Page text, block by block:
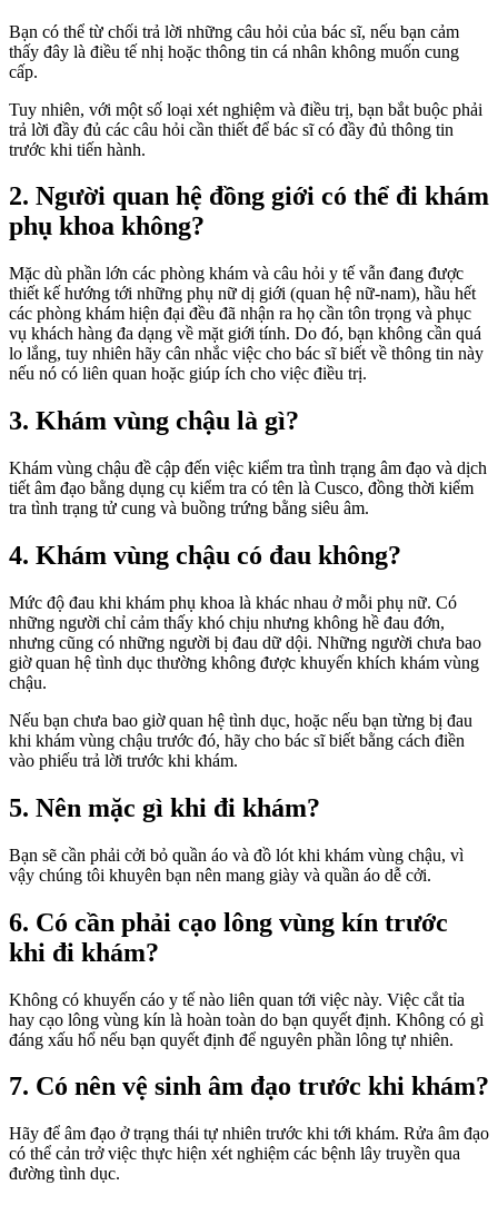
Bạn có thể từ chối trả lời những câu hỏi của bác sĩ, nếu bạn cảm
thấy đây là điều tế nhị hoặc thông tin cá nhân không muốn cung
cấp.
Tuy nhiên, với một số loại xét nghiệm và điều trị, bạn bắt buộc phải
trả lời đầy đủ các câu hỏi cần thiết để bác sĩ có đầy đủ thông tin
trước khi tiến hành.
2. Người quan hệ đồng giới có thể đi khám
phụ khoa không?
Mặc dù phần lớn các phòng khám và câu hỏi y tế vẫn đang được
thiết kế hướng tới những phụ nữ dị giới (quan hệ nữ-nam), hầu hết
các phòng khám hiện đại đều đã nhận ra họ cần tôn trọng và phục
vụ khách hàng đa dạng về mặt giới tính. Do đó, bạn không cần quá
lo lắng, tuy nhiên hãy cân nhắc việc cho bác sĩ biết về thông tin này
nếu nó có liên quan hoặc giúp ích cho việc điều trị.
3. Khám vùng chậu là gì?
Khám vùng chậu đề cập đến việc kiểm tra tình trạng âm đạo và dịch
tiết âm đạo bằng dụng cụ kiểm tra có tên là Cusco, đồng thời kiểm
tra tình trạng tử cung và buồng trứng bằng siêu âm.
4. Khám vùng chậu có đau không?
Mức độ đau khi khám phụ khoa là khác nhau ở mỗi phụ nữ. Có
những người chỉ cảm thấy khó chịu nhưng không hề đau đớn,
nhưng cũng có những người bị đau dữ dội. Những người chưa bao
giờ quan hệ tình dục thường không được khuyến khích khám vùng
chậu.
Nếu bạn chưa bao giờ quan hệ tình dục, hoặc nếu bạn từng bị đau
khi khám vùng chậu trước đó, hãy cho bác sĩ biết bằng cách điền
vào phiếu trả lời trước khi khám.
5. Nên mặc gì khi đi khám?
Bạn sẽ cần phải cởi bỏ quần áo và đồ lót khi khám vùng chậu, vì
vậy chúng tôi khuyên bạn nên mang giày và quần áo dễ cởi.
6. Có cần phải cạo lông vùng kín trước
khi đi khám?
Không có khuyến cáo y tế nào liên quan tới việc này. Việc cắt tỉa
hay cạo lông vùng kín là hoàn toàn do bạn quyết định. Không có gì
đáng xấu hổ nếu bạn quyết định để nguyên phần lông tự nhiên.
7. Có nên vệ sinh âm đạo trước khi khám?
Hãy để âm đạo ở trạng thái tự nhiên trước khi tới khám. Rửa âm đạo
có thể cản trở việc thực hiện xét nghiệm các bệnh lây truyền qua
đường tình dục.